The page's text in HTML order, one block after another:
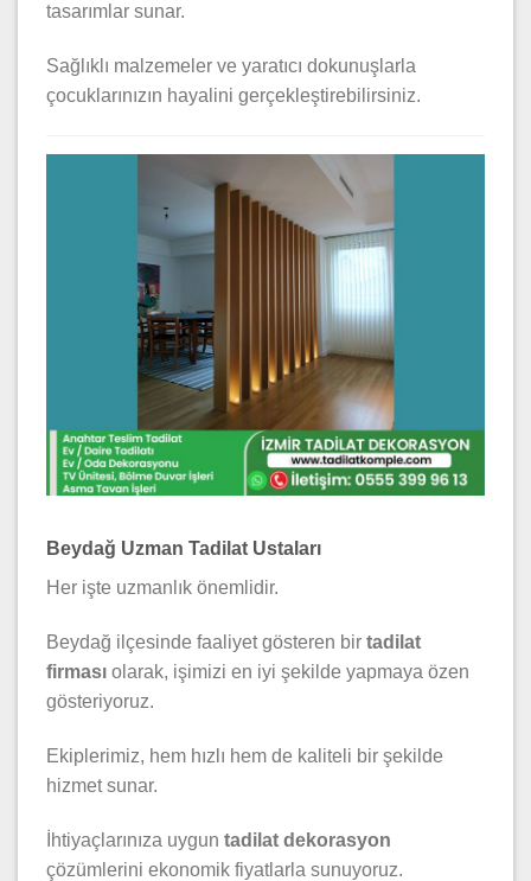
tasarımlar sunar.
Sağlıklı malzemeler ve yaratıcı dokunuşlarla
çocuklarınızın hayalini gerçekleştirebilirsiniz.
Beydağ Uzman Tadilat Ustaları
Her işte uzmanlık önemlidir.
Beydağ ilçesinde faaliyet gösteren bir tadilat
firması olarak, işimizi en iyi şekilde yapmaya özen
gösteriyoruz.
Ekiplerimiz, hem hızlı hem de kaliteli bir şekilde
hizmet sunar.
İhtiyaçlarınıza uygun tadilat dekorasyon
çözümlerini ekonomik fiyatlarla sunuyoruz.